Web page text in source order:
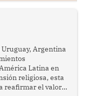
Argentina
Latina en
religiosa, esta
reafirmar el valor